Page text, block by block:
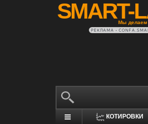
SMART-
Мы делаем
РЕКЛАМА •
КОТИРОВКИ